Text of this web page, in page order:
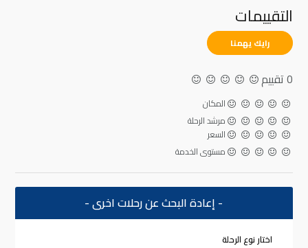
التقييمات
رايك يهمنا
0 تقييم
المكان
مرشد الرحلة
السعر
مستوى الخدمة
- إعادة البحث عن رحلات اخرى -
اختار نوع الرحلة